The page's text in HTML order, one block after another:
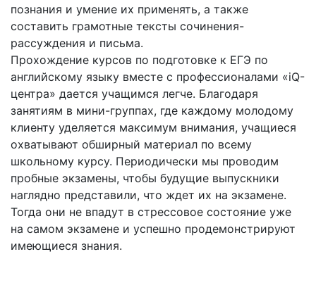
познания и умение их применять, а также
составить грамотные тексты сочинения-
рассуждения и письма.
Прохождение курсов по подготовке к ЕГЭ по
английскому языку вместе с профессионалами «iQ-
центра» дается учащимся легче. Благодаря
занятиям в мини-группах, где каждому молодому
клиенту уделяется максимум внимания, учащиеся
охватывают обширный материал по всему
школьному курсу. Периодически мы проводим
пробные экзамены, чтобы будущие выпускники
наглядно представили, что ждет их на экзамене.
Тогда они не впадут в стрессовое состояние уже
на самом экзамене и успешно продемонстрируют
имеющиеся знания.